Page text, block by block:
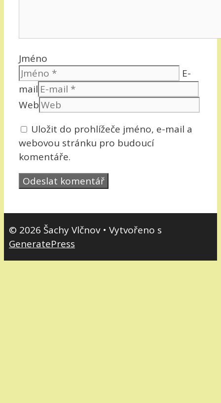
Jméno
E-
mail
Web
Uložit do prohlížeče jméno, e-mail a
webovou stránku pro budoucí
komentáře.
© 2026 Šachy Vlčnov• Vytvořeno s
GeneratePress